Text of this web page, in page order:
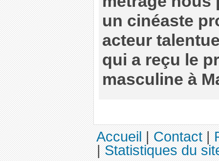
un cinéaste
acteur
qui a reçu le
masculine à
Accueil|Contact|
|Statistiques du